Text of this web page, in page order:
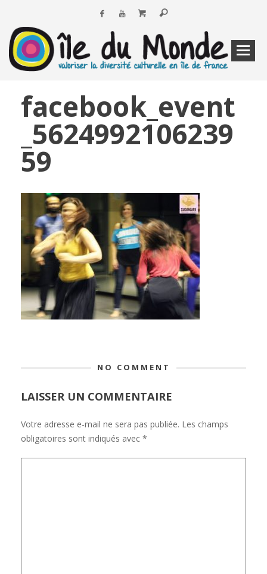
facebook_event
_5624992106239
59
NO COMMENT
LAISSER UN COMMENTAIRE
Votre adresse e-mail ne sera pas publiée. Les champs
obligatoires sont indiqués avec *